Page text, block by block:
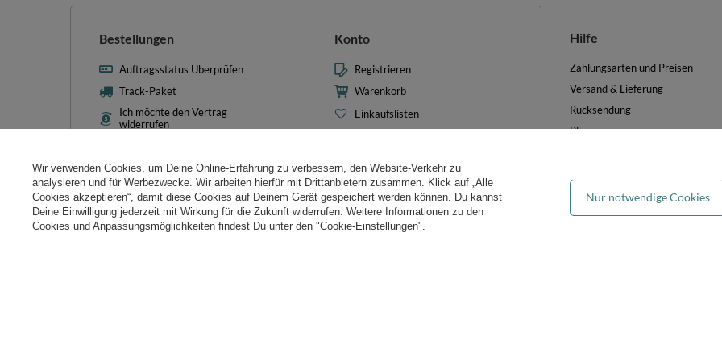
Bestellungen
Auftragsstatus Überprüfen
Track-Paket
Ich möchte den Vertrag
widerrufen
Konto
Registrieren
Warenkorb
Einkaufslisten
Newsletter
Cookies verwalten
Hilfe
Zahlungsarten und Preisen
Versand & Lieferung
Rücksendung
Blog
Wir verwenden Cookies, um Deine Online-Erfahrung zu verbessern, den Website-Verkehr zu
analysieren und für Werbezwecke. Wir arbeiten hierfür mit Drittanbietern zusammen. Klick auf „Alle
Cookies akzeptieren“, damit diese Cookies auf Deinem Gerät gespeichert werden können. Du kannst
Deine Einwilligung jederzeit mit Wirkung für die Zukunft widerrufen. Weitere Informationen zu den
Cookies und Anpassungsmöglichkeiten findest Du unter den "Cookie-Einstellungen".
Nur notwendige Cookies